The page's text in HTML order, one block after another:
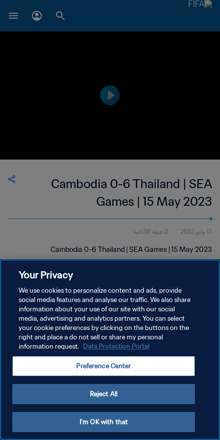
Cambodia 0-6 Thailand | SEA
Games | 15 May 2023
15 مايو 2023 2دقيقة 38ثانية
Cambodia 0-6 Thailand | SEA Games | 15 May 2023
سياسة الخصوصية
شروط الخدمة
إدارة تفضيلات ملفات تعريف الارتباط
Your Privacy
We use cookies to personalize content and ads, provide
social media features and analyse our traffic. We also share
information about your use of our site with our social
media, advertising and analytics partners. You can select
your cookie preferences by clicking on the buttons on the
right and place a do not sell or share my personal
information request. Data Protection Portal
Preference Center
Reject All
I'm OK with that